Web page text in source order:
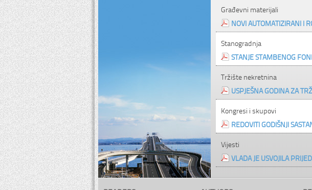
Građevni materijali
NOVI AUTOMATIZIRANI I
Stanogradnja
STANJE STAMBENOG
Tržište nekretnina
USPJEŠNA GODINA ZA
Kongresi i skupovi
REDOVITI GODIŠNJI
Vijesti
VLADA JE USVOJILA